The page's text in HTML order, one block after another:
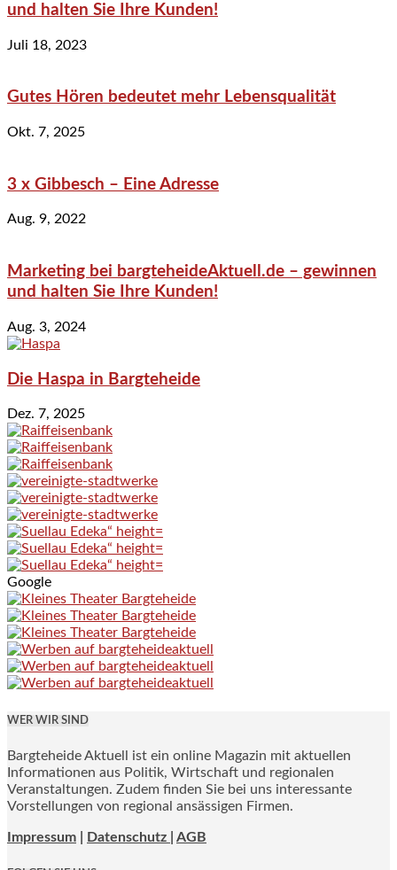
und halten Sie Ihre Kunden!
Juli 18, 2023
Gutes Hören bedeutet mehr Lebensqualität
Okt. 7, 2025
3 x Gibbesch – Eine Adresse
Aug. 9, 2022
Marketing bei bargteheideAktuell.de – gewinnen
und halten Sie Ihre Kunden!
Aug. 3, 2024
Die Haspa in Bargteheide
Dez. 7, 2025
Google
WER WIR SIND
Bargteheide Aktuell ist ein online Magazin mit aktuellen
Informationen aus Politik, Wirtschaft und regionalen
Veranstaltungen. Zudem finden Sie bei uns interessante
Vorstellungen von regional ansässigen Firmen.
Impressum Datenschutz | AGB